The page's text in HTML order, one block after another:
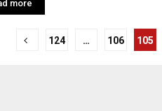
more
105
106
…
124